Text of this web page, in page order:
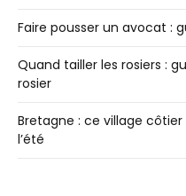
Faire pousser un avocat :
Quand tailler les rosiers :
rosier
Bretagne : ce village
l’été